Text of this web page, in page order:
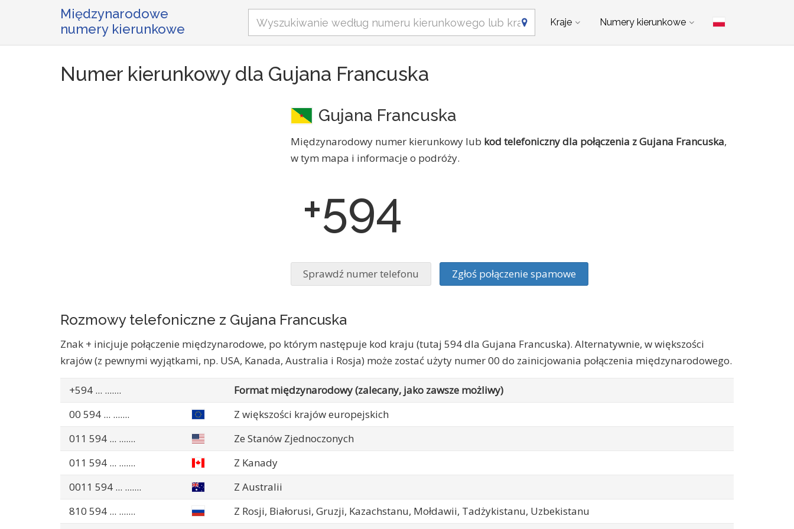
Międzynarodowe
numery kierunkowe
Kraje Numery kierunkowe
Numer kierunkowy dla Gujana Francuska
Gujana Francuska
Międzynarodowy numer kierunkowy lub kod telefoniczny dla połączenia z Gujana Francuska,
w tym mapa i informacje o podróży.
+594
Sprawdź numer telefonu Zgłoś połączenie spamowe
Rozmowy telefoniczne z Gujana Francuska
Znak + inicjuje połączenie międzynarodowe, po którym następuje kod kraju (tutaj 594 dla Gujana Francuska). Alternatywnie, w większości
krajów (z pewnymi wyjątkami, np. USA, Kanada, Australia i Rosja) może zostać użyty numer 00 do zainicjowania połączenia międzynarodowego.
+594 ... .......
Format międzynarodowy (zalecany, jako zawsze możliwy)
00 594 ... .......
Z większości krajów europejskich
011 594 ... .......
Ze Stanów Zjednoczonych
011 594 ... .......
Z Kanady
0011 594 ... .......
Z Australii
810 594 ... .......
Z Rosji, Białorusi, Gruzji, Kazachstanu, Mołdawii, Tadżykistanu, Uzbekistanu